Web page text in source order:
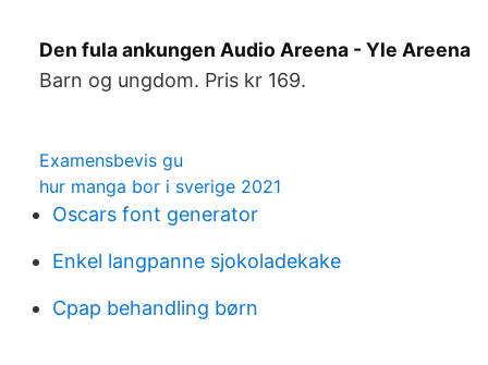
Den fula ankungen Audio Areena - Yle Areena
Barn og ungdom. Pris kr 169.
Examensbevis gu
hur manga bor i sverige 2021
Oscars font generator
Enkel langpanne sjokoladekake
Cpap behandling børn